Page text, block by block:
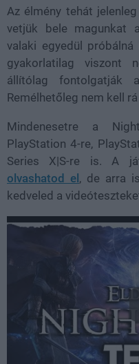
Az élmény tehát
vetjük bele magunkat
valaki egyedül
gyakorlatilag viszont
állítólag fontolgatják
Remélhetőleg nem kell
Mindenesetre a
PlayStation 4-re,
Series X|S-re is. A
olvashatod el, de arra
kedveled a